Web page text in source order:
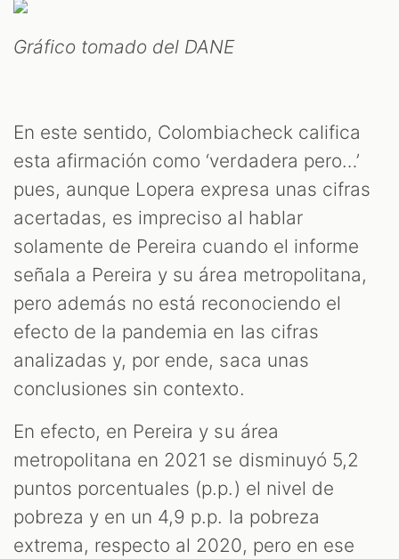
Gráfico tomado del DANE
En este sentido, Colombiacheck califica
esta afirmación como ‘verdadera pero…’
pues, aunque Lopera expresa unas cifras
acertadas, es impreciso al hablar
solamente de Pereira cuando el informe
señala a Pereira y su área metropolitana,
pero además no está reconociendo el
efecto de la pandemia en las cifras
analizadas y, por ende, saca unas
conclusiones sin contexto.
En efecto, en Pereira y su área
metropolitana en 2021 se disminuyó 5,2
puntos porcentuales (p.p.) el nivel de
pobreza y en un 4,9 p.p. la pobreza
extrema, respecto al 2020, pero en ese